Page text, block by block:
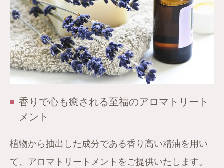
香りで心も癒される至福のアロマトリート
メント
植物から抽出した成分である香り高い精油を用い
て、アロマトリートメントをご提供いたします。